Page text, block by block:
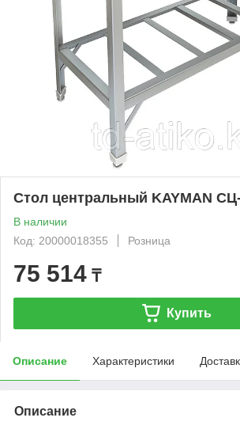
Стол центральный KAYMAN
В наличии
Код: 20000018355
Розница
75 514 ₸
Купить
Описание Характеристики
Описание